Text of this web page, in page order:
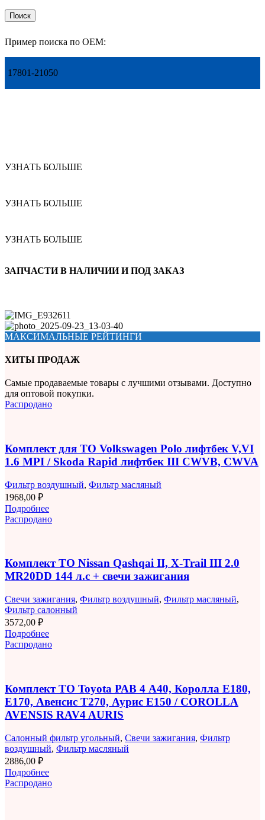
Поиск
Пример поиска по OEM:
17801-21050
УЗНАТЬ БОЛЬШЕ
УЗНАТЬ БОЛЬШЕ
УЗНАТЬ БОЛЬШЕ
ЗАПЧАСТИ В НАЛИЧИИ И ПОД ЗАКАЗ
МАКСИМАЛЬНЫЕ РЕЙТИНГИ
ХИТЫ ПРОДАЖ
Самые продаваемые товары с лучшими отзывами. Доступно
для оптовой покупки.
Распродано
Комплект для ТО Volkswagen Polo лифтбек V,VI
1.6 MPI / Skoda Rapid лифтбек III CWVB, CWVA
Фильтр воздушный, Фильтр масляный
1968,00 ₽
Подробнее
Распродано
Комплект ТО Nissan Qashqai II, X-Trail III 2.0
MR20DD 144 л.с + свечи зажигания
Свечи зажигания, Фильтр воздушный, Фильтр масляный,
Фильтр салонный
3572,00 ₽
Подробнее
Распродано
Комплект ТО Toyota РАВ 4 A40, Королла E180,
E170, Авенсис T270, Аурис E150 / COROLLA
AVENSIS RAV4 AURIS
Салонный фильтр угольный, Свечи зажигания, Фильтр
воздушный, Фильтр масляный
2886,00 ₽
Подробнее
Распродано